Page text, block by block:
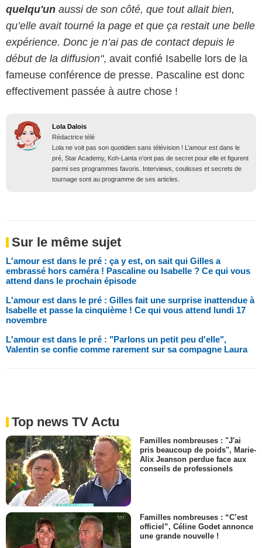
quelqu'un aussi de son côté, que tout allait bien,
qu’elle avait tourné la page et que ça restait une belle
expérience. Donc je n’ai pas de contact depuis le
début de la diffusion", avait confié Isabelle lors de la
fameuse conférence de presse. Pascaline est donc
effectivement passée à autre chose !
Lola Dalois
Rédactrice télé
Lola ne voit pas son quotidien sans télévision ! L’amour est dans le
pré, Star Academy, Koh-Lanta n’ont pas de secret pour elle et figurent
parmi ses programmes favoris. Interviews, coulisses et secrets de
tournage sont au programme de ses articles.
Sur le même sujet
L'amour est dans le pré : ça y est, on sait qui Gilles a
embrassé hors caméra ! Pascaline ou Isabelle ? Ce qui vous
attend dans le prochain épisode
L'amour est dans le pré : Gilles fait une surprise inattendue à
Isabelle et passe la cinquième ! Ce qui vous attend lundi 17
novembre
L'amour est dans le pré : "Parlons un petit peu d'elle",
Valentin se confie comme rarement sur sa compagne Laura
Top news TV Actu
Familles nombreuses : "J'ai
pris beaucoup de poids", Marie-
Alix Jeanson perdue face aux
conseils de professionels
Familles nombreuses : “C’est
officiel”, Céline Godet annonce
une grande nouvelle !